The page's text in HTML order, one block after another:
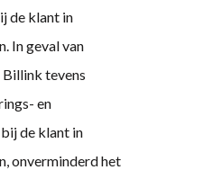
de klant in
In geval van
tevens
en
de klant in
onverminderd het